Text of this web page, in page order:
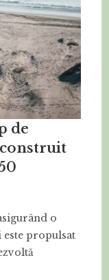
de
o
propulsat